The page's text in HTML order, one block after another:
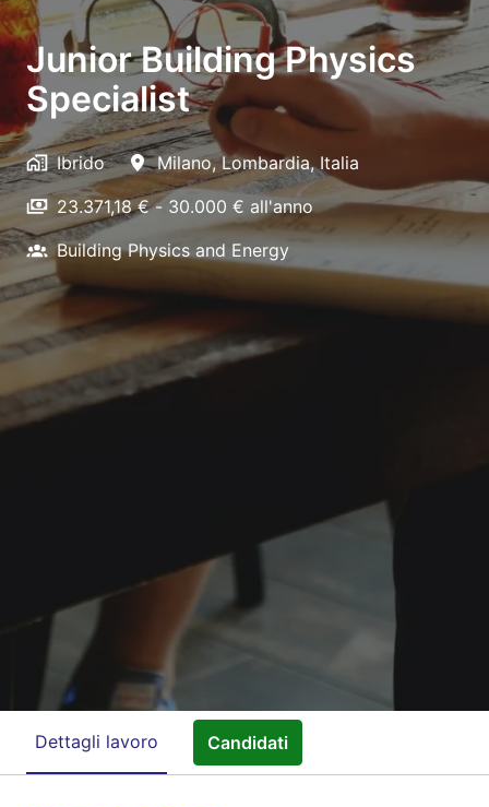
Junior Building Physics
Specialist
Ibrido Milano, Lombardia, Italia
23.371,18 € - 30.000 € all'anno
Building Physics and Energy
Dettagli lavoro Candidati